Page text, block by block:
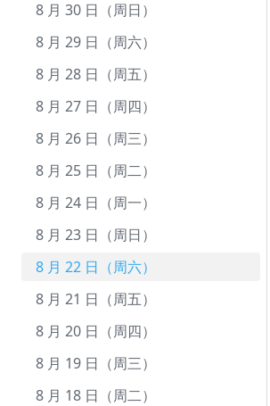
12 月 26 日（周六）
12 月 25 日（周五）
12 月 24 日（周四）
12 月 23 日（周三）
12 月 22 日（周二）
12 月 21 日（周一）
12 月 20 日（周日）
12 月 19 日（周六）
12 月 18 日（周五）
12 月 17 日（周四）
12 月 16 日（周三）
12 月 15 日（周二）
12 月 14 日（周一）
11 月 26 日（周四）
11 月 25 日（周三）
11 月 24 日（周二）
11 月 23 日（周一）
11 月 22 日（周日）
11 月 21 日（周六）
11 月 20 日（周五）
11 月 19 日（周四）
11 月 18 日（周三）
11 月 17 日（周二）
11 月 16 日（周一）
11 月 15 日（周日）
11 月 14 日（周六）
10 月 28 日（周三）
10 月 27 日（周二）
10 月 26 日（周一）
10 月 25 日（周日）
10 月 24 日（周六）
10 月 23 日（周五）
10 月 22 日（周四）
10 月 21 日（周三）
10 月 20 日（周二）
10 月 19 日（周一）
10 月 18 日（周日）
10 月 17 日（周六）
10 月 16 日（周五）
9 月 28 日（周一）
9 月 27 日（周日）
9 月 26 日（周六）
9 月 25 日（周五）
9 月 24 日（周四）
9 月 23 日（周三）
9 月 22 日（周二）
9 月 21 日（周一）
9 月 20 日（周日）
9 月 19 日（周六）
9 月 18 日（周五）
9 月 17 日（周四）
9 月 16 日（周三）
8 月 30 日（周日）
8 月 29 日（周六）
8 月 28 日（周五）
8 月 27 日（周四）
8 月 26 日（周三）
8 月 25 日（周二）
8 月 24 日（周一）
8 月 23 日（周日）
8 月 22 日（周六）
8 月 21 日（周五）
8 月 20 日（周四）
8 月 19 日（周三）
8 月 18 日（周二）